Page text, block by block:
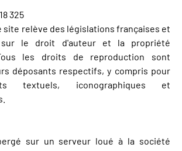
325
site relève des législations françaises et
sur le droit d'auteur et la propriété
les droits de reproduction sont
déposants respectifs, y compris pour
textuels, iconographiques et
sur un serveur loué à la société